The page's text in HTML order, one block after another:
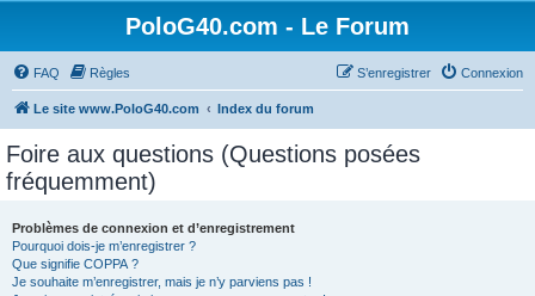
PoloG40.com - Le Forum
FAQ Règles Connexion
S’enregistrer
Le site www.PoloG40.com Index du forum
Foire aux questions (Questions posées
fréquemment)
Problèmes de connexion et d’enregistrement
Pourquoi dois-je m’enregistrer ?
Que signifie COPPA ?
Je souhaite m’enregistrer, mais je n’y parviens pas !